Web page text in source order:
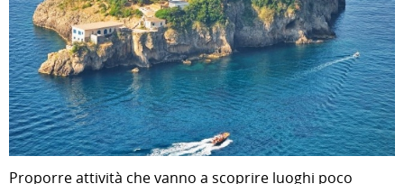
Proporre attività che vanno a scoprire luoghi poco